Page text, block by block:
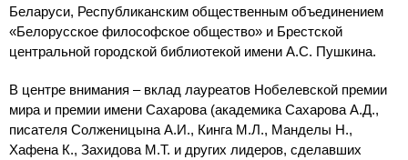
Беларуси, Республиканским общественным объединением
«Белорусское философское общество» и Брестской
центральной городской библиотекой имени А.С. Пушкина.
В центре внимания – вклад лауреатов Нобелевской премии
мира и премии имени Сахарова (академика Сахарова А.Д.,
писателя Солженицына А.И., Кинга М.Л., Манделы Н.,
Хафена К., Захидова М.Т. и других лидеров, сделавших